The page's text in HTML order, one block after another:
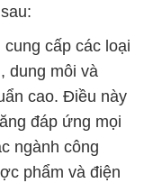
cấp các loại
dung môi và
cao. Điều này
đáp ứng mọi
ngành công
phẩm và điện